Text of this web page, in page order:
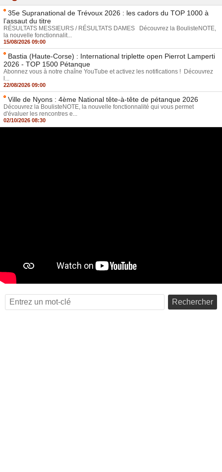
35e Supranational de Trévoux 2026 : les cadors du TOP 1000 à
l’assaut du titre
RÉSULTATS MESSIEURS / RÉSULTATS DAMES Découvrez la BoulisteNOTE,
la nouvelle fonctionnalit...
15/08/2026 09:00
Bastia (Haute-Corse) : International triplette open Pierrot Lamperti
2026 - TOP 1500 Pétanque
Abonnez vous à notre chaîne YouTube et activez les notifications ! Découvrez
l...
22/08/2026 09:00
Ville de Nyons : 4ème National tête-à-tête de pétanque 2026
Découvrez la BoulisteNOTE, la nouvelle fonctionnalité qui vous permet
d'évaluer les rencontres e...
02/10/2026 08:30
Rechercher